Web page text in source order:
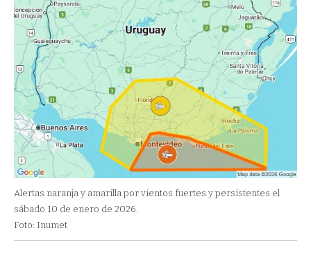
Alertas naranja y amarilla por vientos fuertes y persistentes el
sábado 10 de enero de 2026.
Foto: Inumet